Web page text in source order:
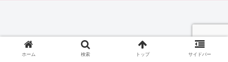
ホーム 検索 トップ サイドバー